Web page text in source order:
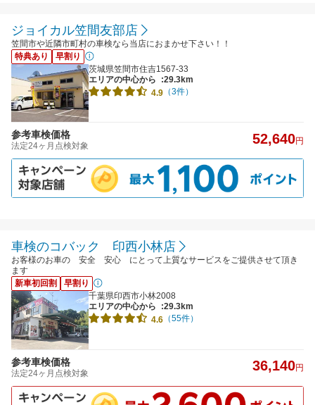
ジョイカル笠間友部店
笠間市や近隣市町村の車検なら当店におまかせ下さい！！
特典あり
早割り
茨城県笠間市住吉1567-33
エリアの中心から
:29.3km
4.9 （3件）
参考車検価格
法定24ヶ月点検対象 52,640円
車検のコバック 印西小林店
お客様のお車の 安全 安心 にとって上質なサービスをご提供させて頂き
ます
新車初回割
早割り
千葉県印西市小林2008
エリアの中心から
:29.3km
4.6 （55件）
参考車検価格
法定24ヶ月点検対象 36,140円